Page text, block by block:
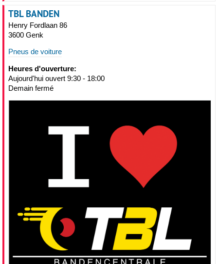
TBL BANDEN
Henry Fordlaan 86
3600 Genk
Pneus de voiture
Heures d'ouverture:
Aujourd'hui ouvert 9:30 - 18:00
Demain fermé